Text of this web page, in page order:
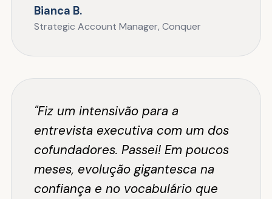
Bianca B.
Strategic Account Manager, Conquer
"Fiz um intensivão para a
entrevista executiva com um dos
cofundadores. Passei! Em poucos
meses, evolução gigantesca na
confiança e no vocabulário que